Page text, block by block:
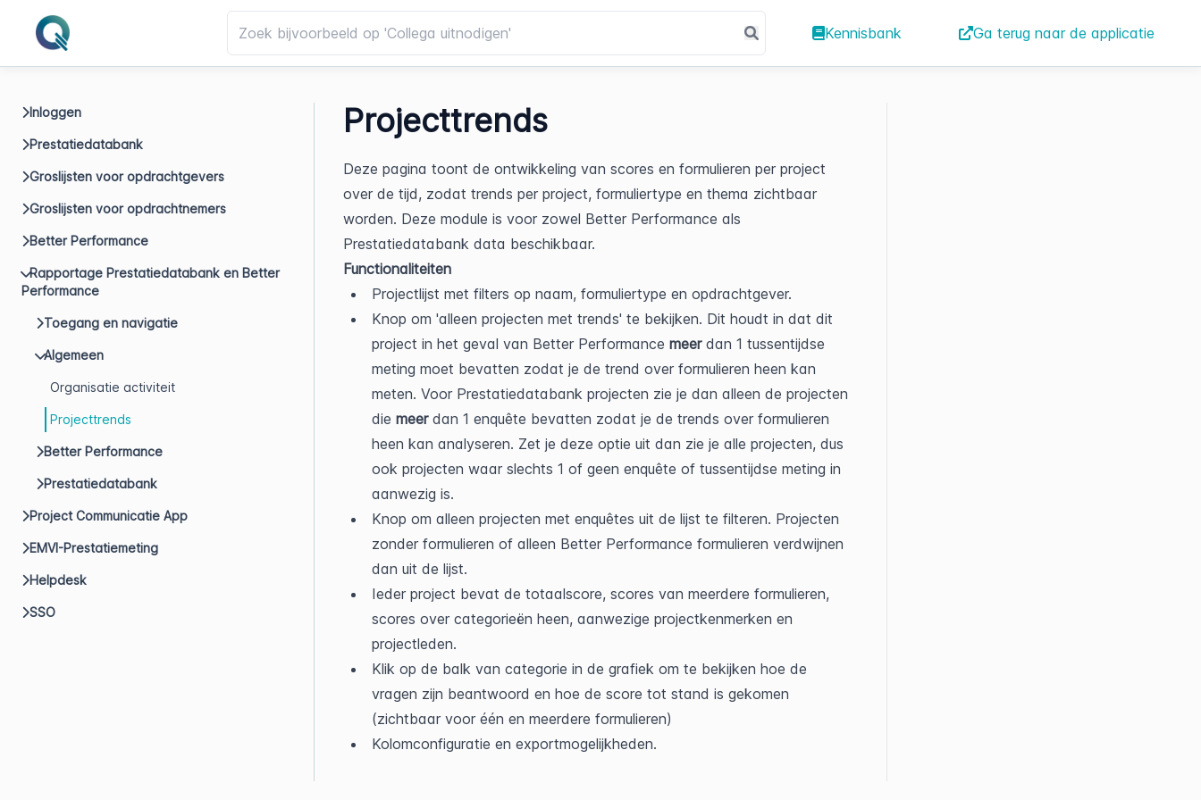
Kennisbank Ga terug naar de applicatie
Inloggen
Prestatiedatabank
Groslijsten voor opdrachtgevers
Groslijsten voor opdrachtnemers
Better Performance
Rapportage Prestatiedatabank en Better
Performance
Toegang en navigatie
Algemeen
Organisatie activiteit
Projecttrends
Better Performance
Prestatiedatabank
Project Communicatie App
EMVI-Prestatiemeting
Helpdesk
SSO
Projecttrends
Deze pagina toont de ontwikkeling van scores en formulieren per project
over de tijd, zodat trends per project, formuliertype en thema zichtbaar
worden. Deze module is voor zowel Better Performance als
Prestatiedatabank data beschikbaar.
Functionaliteiten
Projectlijst met filters op naam, formuliertype en opdrachtgever.
Knop om 'alleen projecten met trends' te bekijken. Dit houdt in dat dit
project in het geval van Better Performance meer dan 1 tussentijdse
meting moet bevatten zodat je de trend over formulieren heen kan
meten. Voor Prestatiedatabank projecten zie je dan alleen de projecten
die meer dan 1 enquête bevatten zodat je de trends over formulieren
heen kan analyseren. Zet je deze optie uit dan zie je alle projecten, dus
ook projecten waar slechts 1 of geen enquête of tussentijdse meting in
aanwezig is.
Knop om alleen projecten met enquêtes uit de lijst te filteren. Projecten
zonder formulieren of alleen Better Performance formulieren verdwijnen
dan uit de lijst.
Ieder project bevat de totaalscore, scores van meerdere formulieren,
scores over categorieën heen, aanwezige projectkenmerken en
projectleden.
Klik op de balk van categorie in de grafiek om te bekijken hoe de
vragen zijn beantwoord en hoe de score tot stand is gekomen
(zichtbaar voor één en meerdere formulieren)
Kolomconfiguratie en exportmogelijkheden.